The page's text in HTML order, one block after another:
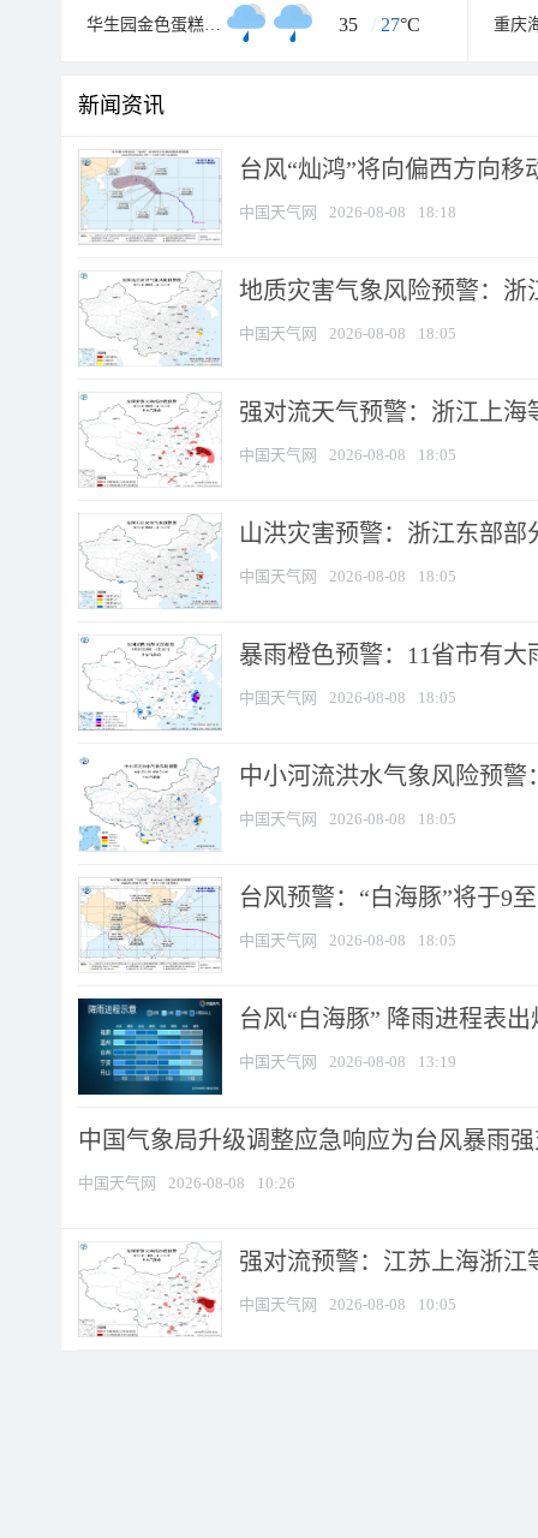
华生园金色蛋糕梦幻王国 35 / 27°C
新闻资讯
台风“灿鸿”将向偏西方向移
中国天气网 2026-08-08 18:18
地质灾害气象风险预警：
中国天气网 2026-08-08 18:05
强对流天气预警：浙江上海
中国天气网 2026-08-08 18:05
山洪灾害预警：浙江东部
中国天气网 2026-08-08 18:05
暴雨橙色预警：11省市有
中国天气网 2026-08-08 18:05
中小河流洪水气象风险预
中国天气网 2026-08-08 18:05
台风预警：“白海豚”将于9
中国天气网 2026-08-08 18:05
台风“白海豚” 降雨进程表
中国天气网 2026-08-08 13:19
中国气象局升级调整应急响应为台风暴雨
中国天气网 2026-08-08 10:26
强对流预警：江苏上海浙江
中国天气网 2026-08-08 10:05